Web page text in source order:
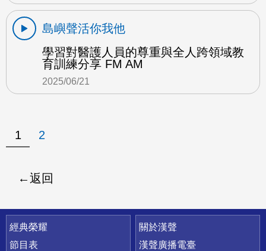
島嶼聲活你我他
學習對醫護人員的尊重與全人跨領域教
育訓練分享 FM AM
2025/06/21
1 2
返回
快速連結
經典榮耀
節目表
關於漢聲
漢聲廣播電臺